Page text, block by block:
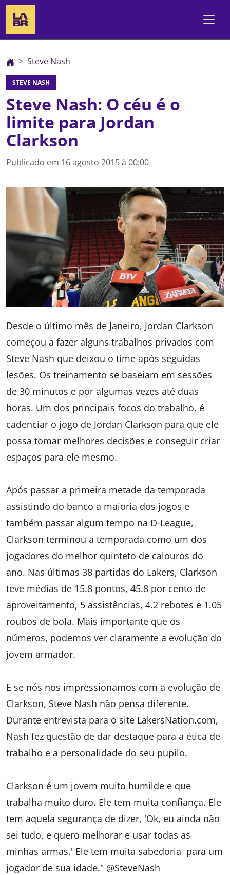
Steve Nash
STEVE NASH
Steve Nash: O céu é o
limite para Jordan
Clarkson
Publicado em 16 agosto 2015 à 00:00
Desde o último mês de Janeiro, Jordan Clarkson
começou a fazer alguns trabalhos privados com
Steve Nash que deixou o time após seguidas
lesões. Os treinamento se baseiam em sessões
de 30 minutos e por algumas vezes até duas
horas. Um dos principais focos do trabalho, é
cadenciar o jogo de Jordan Clarkson para que ele
possa tomar melhores decisões e conseguir criar
espaços para ele mesmo.
Após passar a primeira metade da temporada
assistindo do banco a maioria dos jogos e
também passar algum tempo na D-League,
Clarkson terminou a temporada como um dos
jogadores do melhor quinteto de calouros do
ano. Nas últimas 38 partidas do Lakers, Clarkson
teve médias de 15.8 pontos, 45.8 por cento de
aproveitamento, 5 assistências, 4.2 rebotes e 1.05
roubos de bola. Mais importante que os
números, podemos ver claramente a evolução do
jovem armador.
E se nós nos impressionamos com a evolução de
Clarkson, Steve Nash não pensa diferente.
Durante entrevista para o site LakersNation.com,
Nash fez questão de dar destaque para a ética de
trabalho e a personalidade do seu pupilo.
Clarkson é um jovem muito humilde e que
trabalha muito duro. Ele tem muita confiança. Ele
tem aquela segurança de dizer, 'Ok, eu ainda não
sei tudo, e quero melhorar e usar todas as
minhas armas.' Ele tem muita sabedoria para um
jogador de sua idade." @SteveNash